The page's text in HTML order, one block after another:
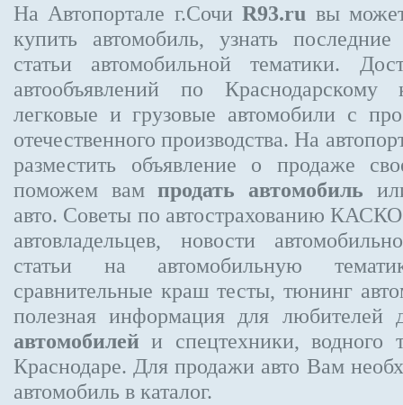
На Автопортале г.СочиR93.ru вы
купить автомобиль, узнать
статьи автомобильной тематики.
автообъявлений по
легковые и грузовые автомобили с
отечественного производства. На
разместить объявление о продаже
поможем вампродать автомобиль
авто. Советы по автострахованию
автовладельцев, новости
статьи на автомобильную
сравнительные краш тесты, тюнинг
полезная информация для любителей
автомобилей и спецтехники, водного
Краснодаре. Для продажи авто Вам
автомобиль в каталог.